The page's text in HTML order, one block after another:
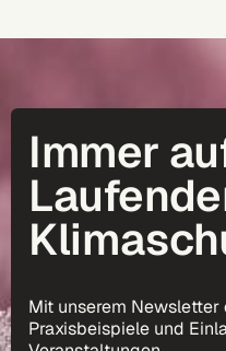
Immer
Mit unserem
Praxisbeispiele und